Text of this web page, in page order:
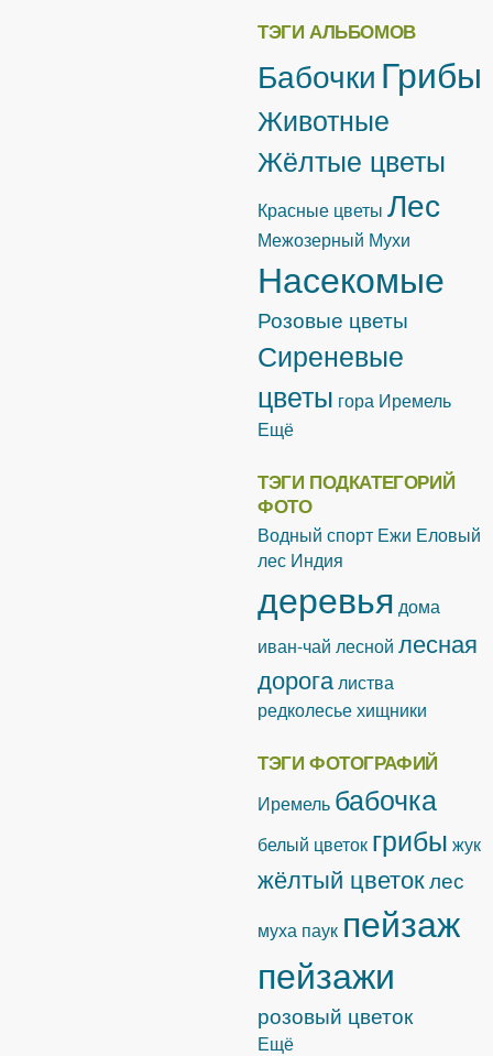
ТЭГИ АЛЬБОМОВ
БабочкиГрибы
Животные
Жёлтые цветы
Красные цветы Лес
Межозерный Мухи
Насекомые
Розовые цветы
Сиреневые
цветы гора Иремель
Ещё
ТЭГИ ПОДКАТЕГОРИЙ
ФОТО
Водный спорт Ежи Еловый
лес Индия
деревья дома
иван-чай лесной лесная
дорога листва
редколесьехищники
ТЭГИ ФОТОГРАФИЙ
Иремель бабочка
белый цветок грибы жук
жёлтый цветоклес
муха паук пейзаж
пейзажи
розовый цветок
Ещё